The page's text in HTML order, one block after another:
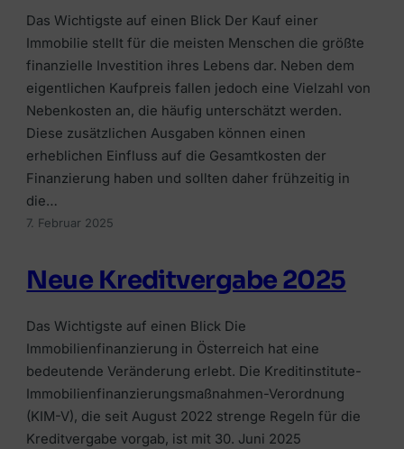
Das Wichtigste auf einen Blick Der Kauf einer
Immobilie stellt für die meisten Menschen die größte
finanzielle Investition ihres Lebens dar. Neben dem
eigentlichen Kaufpreis fallen jedoch eine Vielzahl von
Nebenkosten an, die häufig unterschätzt werden.
Diese zusätzlichen Ausgaben können einen
erheblichen Einfluss auf die Gesamtkosten der
Finanzierung haben und sollten daher frühzeitig in
die…
7. Februar 2025
Neue Kreditvergabe 2025
Das Wichtigste auf einen Blick Die
Immobilienfinanzierung in Österreich hat eine
bedeutende Veränderung erlebt. Die Kreditinstitute-
Immobilienfinanzierungsmaßnahmen-Verordnung
(KIM-V), die seit August 2022 strenge Regeln für die
Kreditvergabe vorgab, ist mit 30. Juni 2025